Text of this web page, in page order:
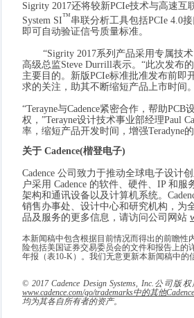
Sigrity 2017还将较新PCIe技术与高速互
System SI™串联分析工具包括PCIe 4.0
即可自动验证信号质量标准。
“Sigrity 2017系列产品采用专属技
高级总监Steve Durrill表示。“此次发布
主要目的。新版PCIe标准批准发布前即
求的关注，助其不断缩短产品上市时间
“Terayne与Cadence紧密合作，帮助PCB
权，”Terayne设计技术事业部经理Paul
率，缩短产品开发时间，增强Teradyne
关于 Cadence(楷登电子)
Cadence 公司致力于推动全球电子设计
户采用 Cadence 的软件、硬件、 IP 和服
架构和通讯设备以及计算机系统。
销售办事处、设计中心和研究机构，为
品及服务的更多信息，请访问公司网站
本新闻稿中包含根据目前情况而得出的前瞻性
险包括美国证券交易委员会的文件和报告上
年报（表10-K）。我们无意更新本新闻稿中的
© 2017 Cadence Design Systems, Inc. 公司版权
www.cadence.com/go/trademarks中的其他Cadence
均为其各自所有者的资产。